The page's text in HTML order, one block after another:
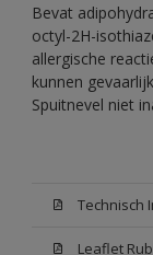
Bevat
octyl-2H-
allergische
kunnen
Spuitnevel niet
Leaflet